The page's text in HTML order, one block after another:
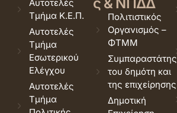
Αυτοτελές
Τμήμα Κ.Ε.Π.
Αυτοτελές
Τμήμα
Εσωτερικού
Ελέγχου
Αυτοτελές
Τμήμα
Πολιτιστικός
Οργανισμός –
ΦΤΜΜ
Συμπαραστάτης
του δημότη και
της επιχείρησης
Δημοτική